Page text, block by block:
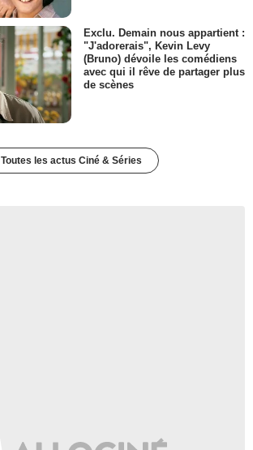
Exclu. Demain nous appartient :
"J'adorerais", Kevin Levy
(Bruno) dévoile les comédiens
avec qui il rêve de partager plus
de scènes
Toutes les actus Ciné & Séries